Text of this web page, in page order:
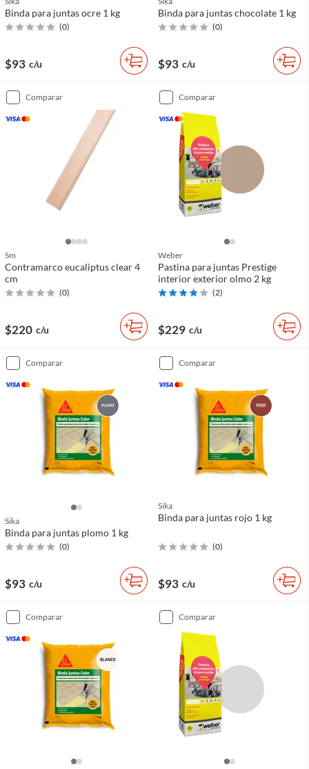
Binda para juntas ocre 1 kg
(0)
$93 c/u
Binda para juntas chocolate 1 kg
(0)
$93 c/u
comparar
Sm
Contramarco eucaliptus clear 4
cm
(0)
$220 c/u
comparar
Weber
Pastina para juntas Prestige
interior exterior olmo 2 kg
(2)
$229 c/u
comparar
Sika
Binda para juntas plomo 1 kg
(0)
$93 c/u
comparar
Sika
Binda para juntas rojo 1 kg
(0)
$93 c/u
comparar comparar